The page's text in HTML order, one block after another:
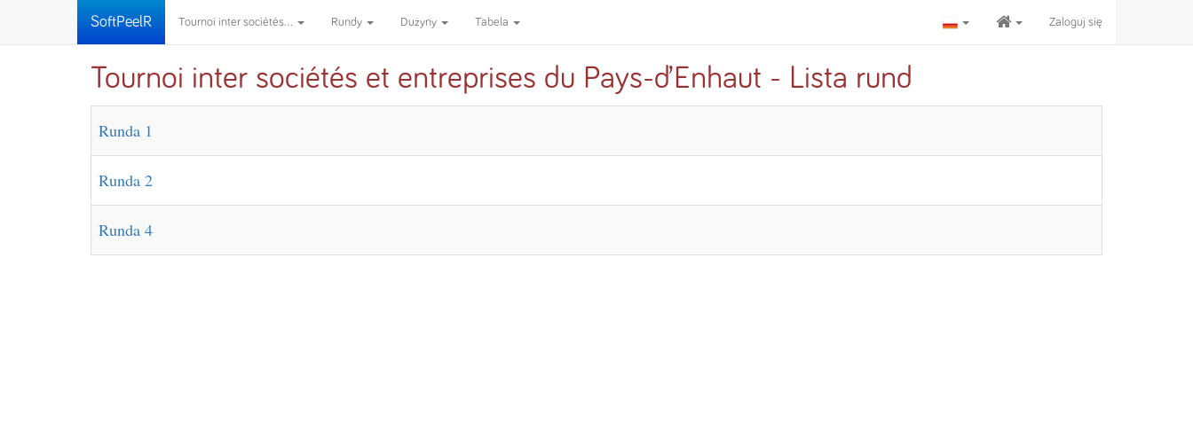
SoftPeelR Tournoi inter sociétés... Rundy Dużyny Tabela Zaloguj się
Tournoi inter sociétés et entreprises du Pays-d’Enhaut - Lista rund
Runda 1
Runda 2
Runda 4